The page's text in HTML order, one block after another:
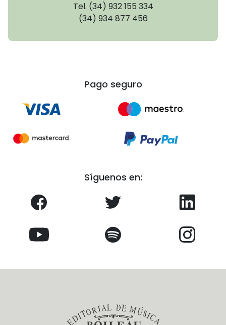
Tel. (34) 932 155 334
(34) 934 877 456
Pago seguro
Síguenos en: